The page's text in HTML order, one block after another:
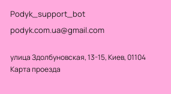
Podyk_support_bot
podyk.com.ua@gmail.com
улица Здолбуновская, 13-15, Киев, 01104
Карта проезда